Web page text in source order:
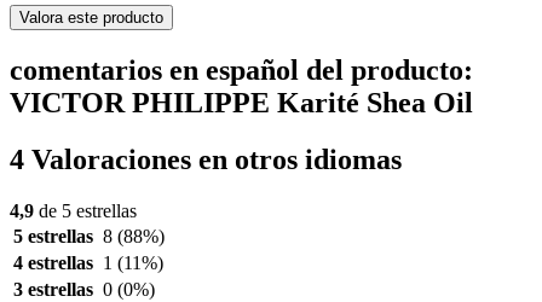
Valora este producto
comentarios en español del producto:
VICTOR PHILIPPE Karité Shea Oil
4 Valoraciones en otros idiomas
4,9 de 5 estrellas
5 estrellas 8 (88%)
4 estrellas 1 (11%)
3 estrellas 0 (0%)